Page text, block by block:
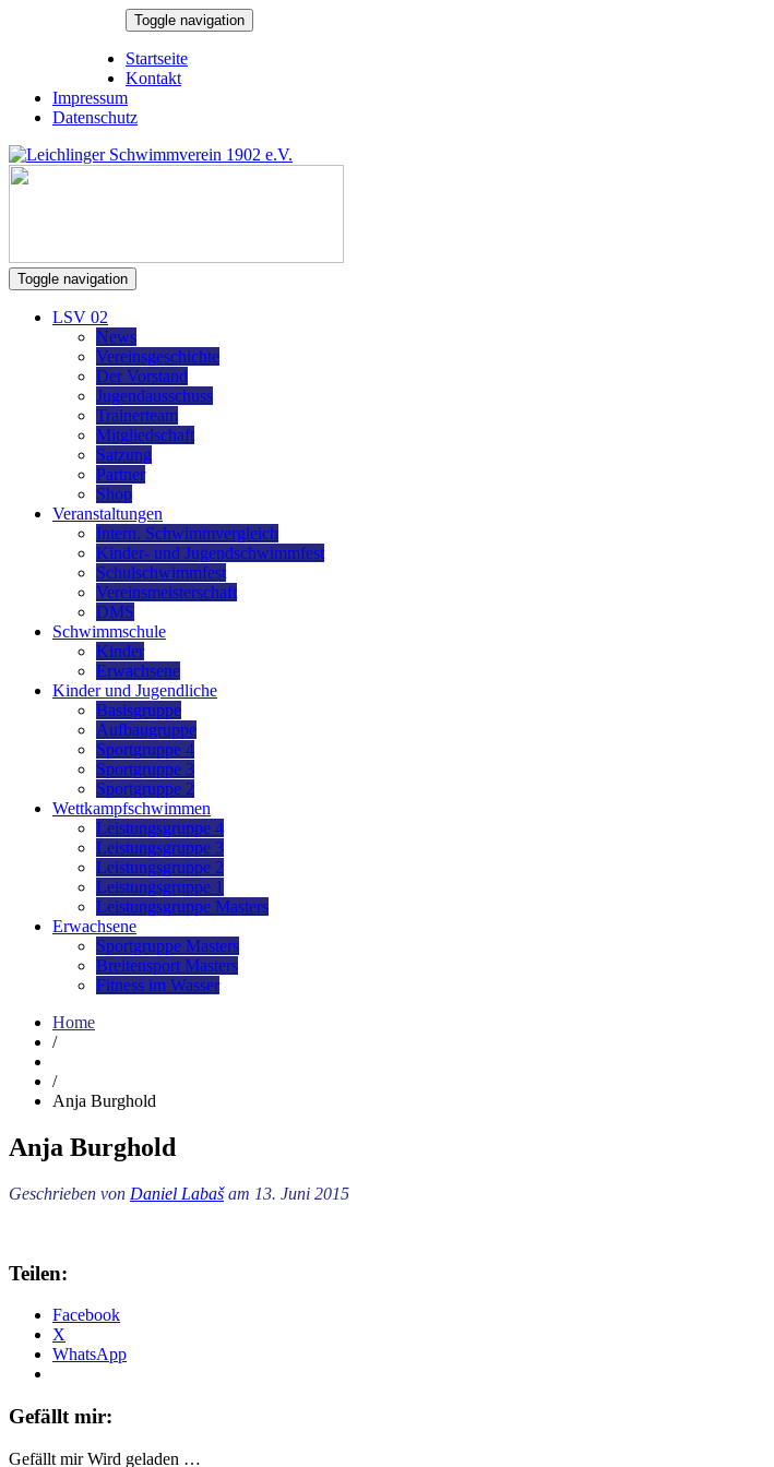
Toggle navigation
Startseite
Kontakt
Impressum
Datenschutz
Toggle navigation
LSV 02
News
Vereinsgeschichte
Der Vorstand
Jugendausschuss
Trainerteam
Mitgliedschaft
Satzung
Partner
Shop
Veranstaltungen
Intern. Schwimmvergleich
Kinder- und Jugendschwimmfest
Schulschwimmfest
Vereinsmeisterschaft
DMS
Schwimmschule
Kinder
Erwachsene
Kinder und Jugendliche
Basisgruppe
Aufbaugruppe
Sportgruppe 4
Sportgruppe 3
Sportgruppe 2
Wettkampfschwimmen
Leistungsgruppe 4
Leistungsgruppe 3
Leistungsgruppe 2
Leistungsgruppe 1
Leistungsgruppe Masters
Erwachsene
Sportgruppe Masters
Breitensport Masters
Fitness im Wasser
Home
/
/
Anja Burghold
Anja Burghold
Geschrieben von Daniel Labašam 13. Juni 2015
Teilen:
Facebook
X
WhatsApp
Gefällt mir:
Gefällt mir Wird geladen …